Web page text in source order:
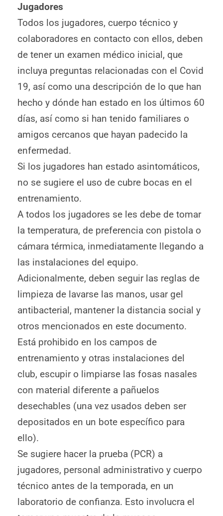
Jugadores
Todos los jugadores, cuerpo técnico y
colaboradores en contacto con ellos, deben
de tener un examen médico inicial, que
incluya preguntas relacionadas con el Covid
19, así como una descripción de lo que han
hecho y dónde han estado en los últimos 60
días, así como si han tenido familiares o
amigos cercanos que hayan padecido la
enfermedad.
Si los jugadores han estado asintomáticos,
no se sugiere el uso de cubre bocas en el
entrenamiento.
A todos los jugadores se les debe de tomar
la temperatura, de preferencia con pistola o
cámara térmica, inmediatamente llegando a
las instalaciones del equipo.
Adicionalmente, deben seguir las reglas de
limpieza de lavarse las manos, usar gel
antibacterial, mantener la distancia social y
otros mencionados en este documento.
Está prohibido en los campos de
entrenamiento y otras instalaciones del
club, escupir o limpiarse las fosas nasales
con material diferente a pañuelos
desechables (una vez usados deben ser
depositados en un bote específico para
ello).
Se sugiere hacer la prueba (PCR) a
jugadores, personal administrativo y cuerpo
técnico antes de la temporada, en un
laboratorio de confianza. Esto involucra el